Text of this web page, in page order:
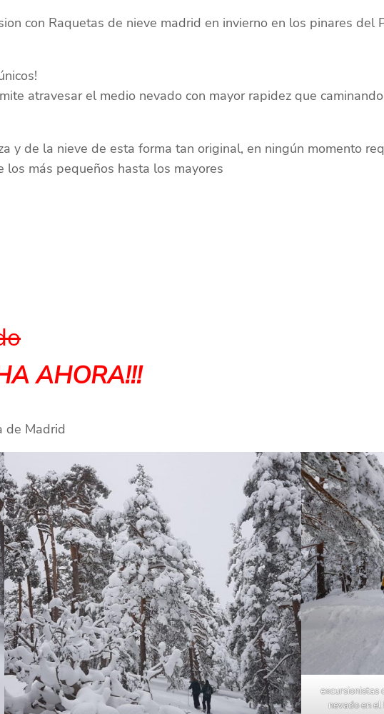
con Raquetas de nieve madrid en invierno en los pinares del
atravesar el medio nevado con mayor rapidez que
y de la nieve de esta forma tan original, en ningún momento
más pequeños hasta los mayores
AHORA!!!
de Madrid
excursionistas
nevado en